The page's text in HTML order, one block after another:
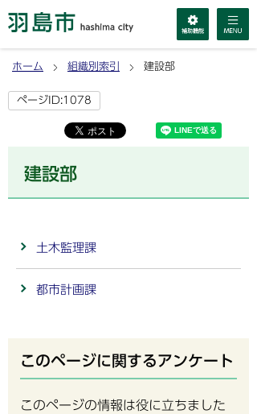
ホーム 組織別索引 建設部
ページID:1078
建設部
土木監理課
都市計画課
このページに関するアンケート
このページの情報は役に立ちました